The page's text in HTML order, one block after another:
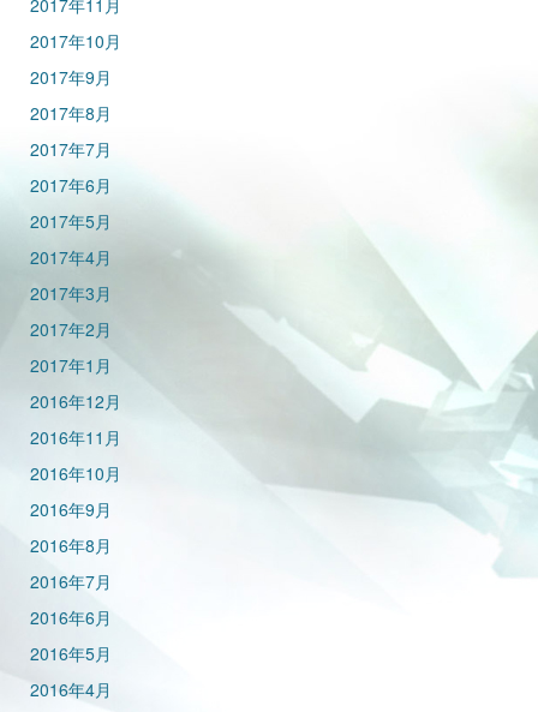
2017年11月
2017年10月
2017年9月
2017年8月
2017年7月
2017年6月
2017年5月
2017年4月
2017年3月
2017年2月
2017年1月
2016年12月
2016年11月
2016年10月
2016年9月
2016年8月
2016年7月
2016年6月
2016年5月
2016年4月